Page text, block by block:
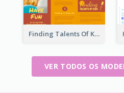
Finding Talents Of Kids Brochure
VER TODOS OS